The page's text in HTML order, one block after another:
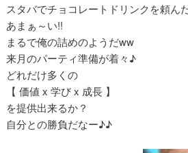
スタバでチョコレートドリンクを頼ん
あまぁ～い!!
まるで俺の詰めのようだww
来月のパーティ準備が着々♪
どれだけ多くの
【 価値 x 学び x 成長 】
を提供出来るか？
自分との勝負だなー♪♪